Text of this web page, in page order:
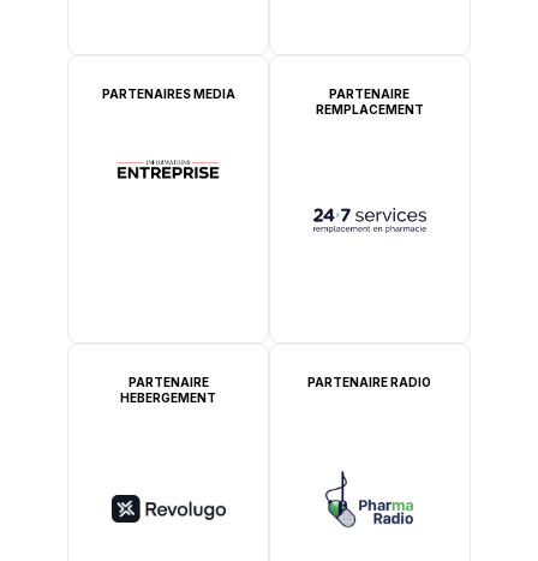
PARTENAIRES MEDIA
PARTENAIRE
REMPLACEMENT
PARTENAIRE
HEBERGEMENT
PARTENAIRE RADIO